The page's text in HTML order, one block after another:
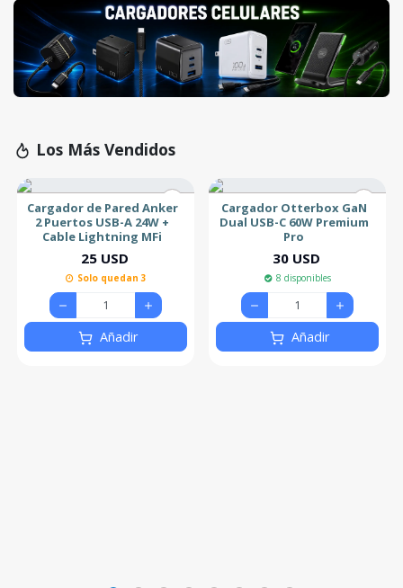
Los Más Vendidos
Cargador de Pared Anker
2 Puertos USB-A 24W +
Cable Lightning MFi
25 USD
Solo quedan 3
Añadir
Cargador Otterbox GaN
Dual USB-C 60W Premium
Pro
30 USD
8 disponibles
Añadir